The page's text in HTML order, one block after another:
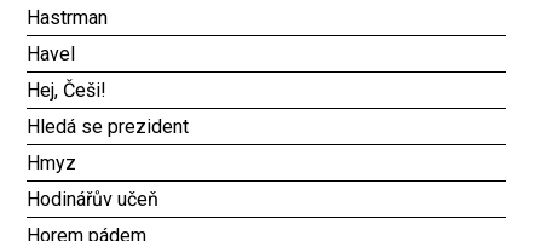
Hastrman
Havel
Hej, Češi!
Hledá se prezident
Hmyz
Hodinářův učeň
Horem pádem